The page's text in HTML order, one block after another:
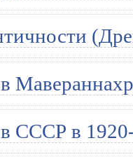
СССР в